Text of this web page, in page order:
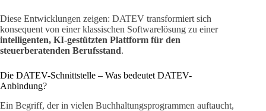
Diese Entwicklungen zeigen: DATEV transformiert sich
konsequent von einer klassischen Softwarelösung zu einer
intelligenten, KI-gestützten Plattform für den
steuerberatenden Berufsstand.
Die DATEV-Schnittstelle – Was bedeutet DATEV-
Anbindung?
Ein Begriff, der in vielen Buchhaltungsprogrammen auftaucht,